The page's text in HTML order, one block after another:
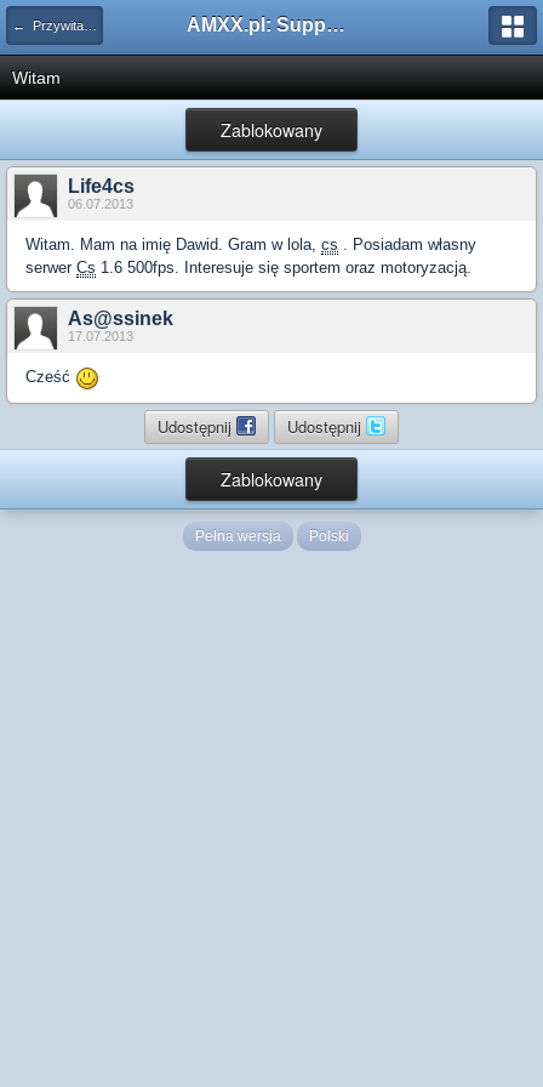
← Przywitaj się AMXX.pl: Support AMX Mod X i SourceMod
Witam
Zablokowany
Life4cs
06.07.2013
Witam. Mam na imię Dawid. Gram w lola, cs . Posiadam własny
serwer Cs 1.6 500fps. Interesuje się sportem oraz motoryzacją.
As@ssinek
17.07.2013
Cześć
Udostępnij Udostępnij
Zablokowany
Pełna wersja Polski